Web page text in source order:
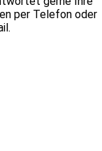
per Telefon oder